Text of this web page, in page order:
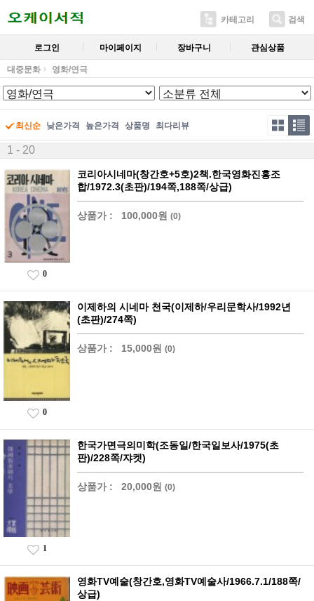
카테고리 검색
로그인 마이페이지 장바구니 관심상품
대중문화 영화/연극
최신순 낮은가격 높은가격 상품명 최다리뷰
1 - 20
코리아시네마(창간호+5호)2책.한국영화진흥조
합/1972.3(초판)/194쪽,188쪽/상급)
상품가 : 100,000원 (0)
0
이제하의 시네마 천국(이제하/우리문학사/1992년
(초판)/274쪽)
상품가 : 15,000원 (0)
0
한국가면극의미학(조동일/한국일보사/1975(초
판)/228쪽/쟈켓)
상품가 : 20,000원 (0)
1
영화TV예술(창간호,영화TV예술사/1966.7.1/188쪽/
상급)